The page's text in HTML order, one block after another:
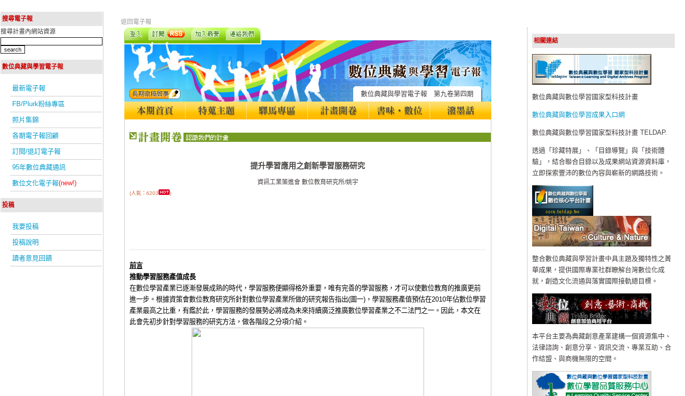
搜尋電子報
搜尋計畫內網站資源
數位典藏與學習電子報
最新電子報
FB/Plurk粉絲專區
照片集錦
各期電子報回顧
訂閱/退訂電子報
95年數位典藏通訊
數位文化電子報(new!)
投稿
我要投稿
投稿說明
讀者意見回饋
返回電子報
相關連結
數位典藏與數位學習國家型科技計畫
數位典藏與數位學習成果入口網
數位典藏與數位學習國家型科技計畫 TELDAP.
透過「珍藏特展」、「目錄導覽」與「技術體
驗」，結合聯合目錄以及成果網站資源資料庫，
立即探索豐沛的數位內容與嶄新的網路技術。
整合數位典藏與學習計畫中具主題及獨特性之菁
華成果，提供國際專業社群瞭解台灣數位化成
就，創造文化流通與落實國際接軌總目標。
本平台主要為典藏創意產業建構一個資源集中、
法律諮詢、創意分享、資訊交流、專業互助、合
作結盟、與商機無限的空間。
數位典藏與學習電子報 第九卷第四期
提升學習應用之創新學習服務研究
資訊工業策進會 數位教育研究所/姚宇
(人氣：6203 )
前言
推動學習服務產值成長
在數位學習產業已逐漸發展成熟的時代，學習服務便顯得格外重要，唯有完善的學習服務，才可以使數位教育的推廣更前
進一步。根據資策會數位教育研究所針對數位學習產業所做的研究報告指出(圖一)，學習服務產值預估在2010年佔數位學習
產業最高之比重， 有鑑於此，學習服務的發展勢必將成為未來持續廣泛推廣數位學習產業之不二法門之一。因此，本文在
此會先初步針對學習服務的研究方法， 做各階段之分項介紹。